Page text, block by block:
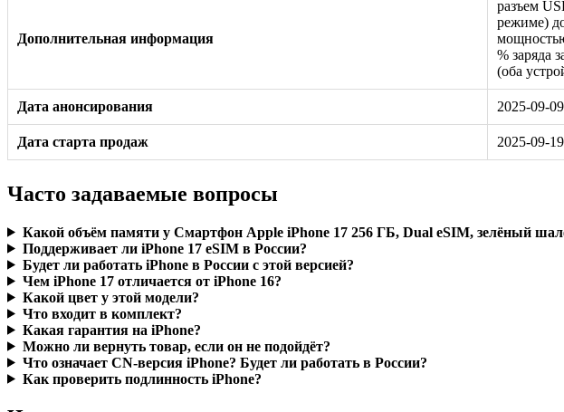
Дополнительная информация
разъем
режиме)
% заряда
(оба
Дата анонсирования 2025-09-09
Дата старта продаж 2025-09-19
Часто задаваемые вопросы
Какой объём памяти у Смартфон Apple iPhone 17 256 ГБ, Dual eSIM, зелёный
Поддерживает ли iPhone 17 eSIM в России?
Будет ли работать iPhone в России с этой версией?
Чем iPhone 17 отличается от iPhone 16?
Какой цвет у этой модели?
Что входит в комплект?
Какая гарантия на iPhone?
Можно ли вернуть товар, если он не подойдёт?
Что означает CN-версия iPhone? Будет ли работать в России?
Как проверить подлинность iPhone?